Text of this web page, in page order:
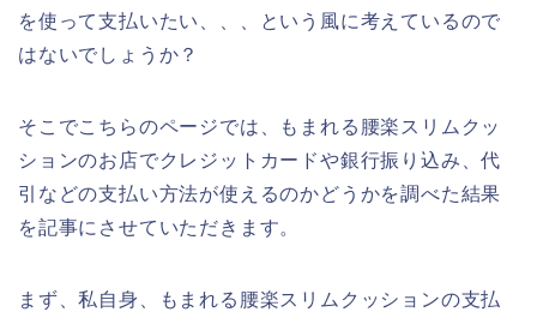
を使って支払いたい、、、という風に考えているので
はないでしょうか？
そこでこちらのページでは、もまれる腰楽スリムクッ
ションのお店でクレジットカードや銀行振り込み、代
引などの支払い方法が使えるのかどうかを調べた結果
を記事にさせていただきます。
まず、私自身、もまれる腰楽スリムクッションの支払